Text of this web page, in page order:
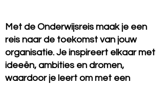
Met de Onderwijsreis maak je een
reis naar de toekomst van jouw
organisatie. Je inspireert elkaar met
ideeën, ambities en dromen,
waardoor je leert om met een